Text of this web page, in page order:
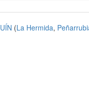
(La Hermida,